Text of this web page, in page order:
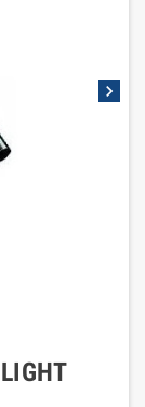
chevron_right